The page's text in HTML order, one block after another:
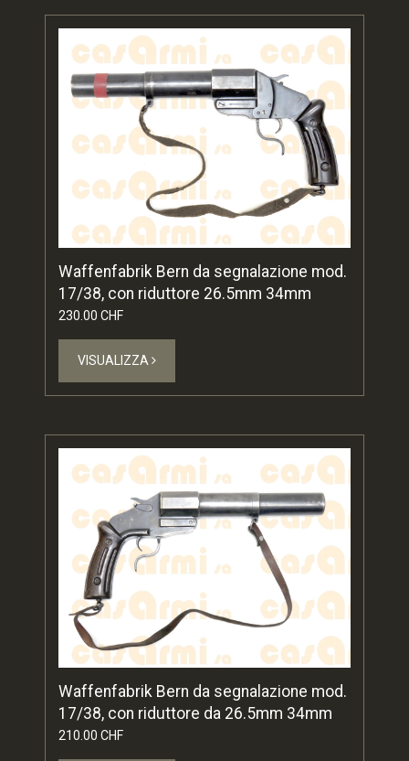
Waffenfabrik Bern da segnalazione mod.
17/38, con riduttore 26.5mm 34mm
230.00 CHF
VISUALIZZA
Waffenfabrik Bern da segnalazione mod.
17/38, con riduttore da 26.5mm 34mm
210.00 CHF